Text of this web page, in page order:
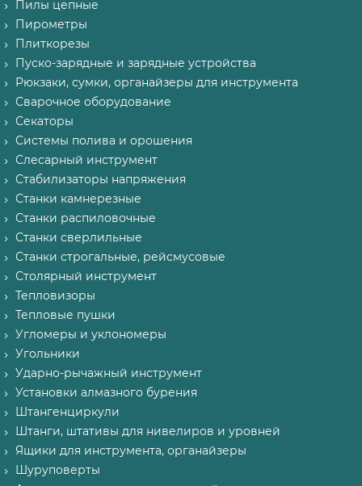
Пилы цепные
Пирометры
Плиткорезы
Пуско-зарядные и зарядные устройства
Рюкзаки, сумки, органайзеры для инструмента
Сварочное оборудование
Секаторы
Системы полива и орошения
Слесарный инструмент
Стабилизаторы напряжения
Станки камнерезные
Станки распиловочные
Станки сверлильные
Станки строгальные, рейсмусовые
Столярный инструмент
Тепловизоры
Тепловые пушки
Угломеры и уклономеры
Угольники
Ударно-рычажный инструмент
Установки алмазного бурения
Штангенциркули
Штанги, штативы для нивелиров и уровней
Ящики для инструмента, органайзеры
Шуруповерты